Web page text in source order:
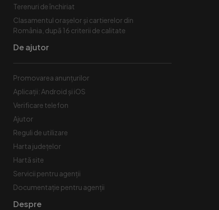
Terenuri de închiriat
Clasamentul orașelor și cartierelor din
România, după 16 criterii de calitate
De ajutor
Promovarea anunțurilor
Aplicații: Android și iOS
Verificare telefon
Ajutor
Reguli de utilizare
Harta județelor
Hartă site
Servicii pentru agenții
Documentație pentru agenții
Despre